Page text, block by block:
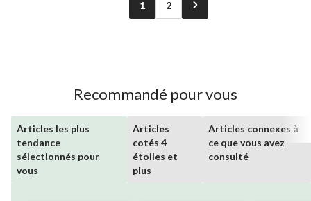
1 2
Recommandé pour vous
Articles les plus
tendance
sélectionnés pour
vous
Articles
cotés 4
étoiles et
plus
Articles connexes à
ce que vous avez
consulté